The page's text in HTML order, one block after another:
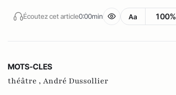
Écoutez cet article0:00min Aa 100%
MOTS-CLES
théâtre , André Dussollier